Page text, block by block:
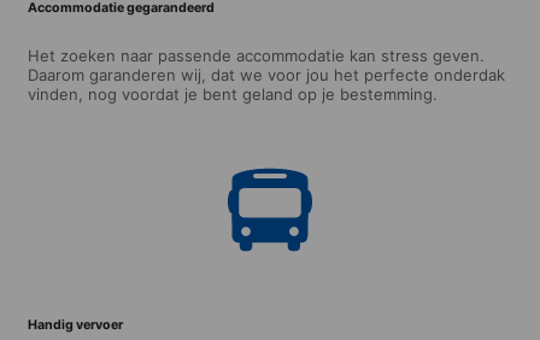
Accommodatie gegarandeerd
Het zoeken naar passende accommodatie kan stress geven.
Daarom garanderen wij, dat we voor jou het perfecte onderdak
vinden, nog voordat je bent geland op je bestemming.
Handig vervoer